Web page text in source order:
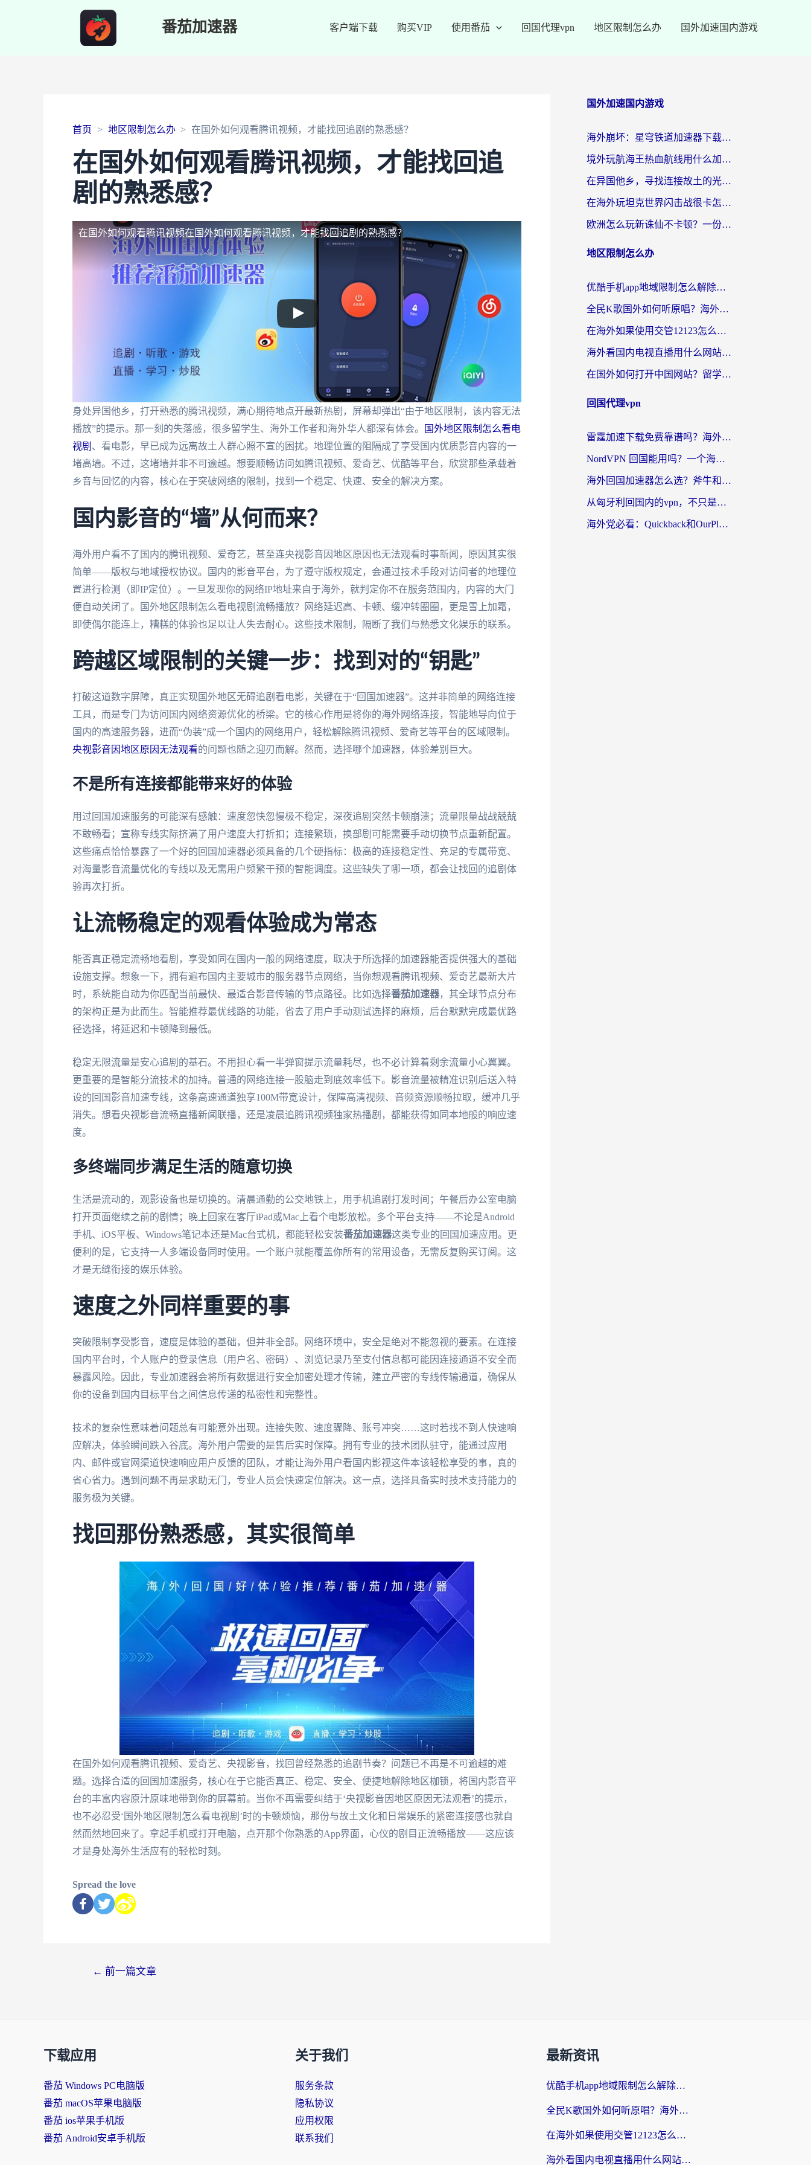
番茄加速器 客户端下载 购买VIP 使用番茄 回国代理vpn 地区限制怎么办 国外加速国内游戏
首页 地区限制怎么办 在国外如何观看腾讯视频，才能找回追剧的熟悉感？
在国外如何观看腾讯视频，才能找回追
剧的熟悉感？
在国外如何观看腾讯视频在国外如何观看腾讯视频，才能找回追剧的熟悉感？
身处异国他乡，打开熟悉的腾讯视频，满心期待地点开最新热剧，屏幕却弹出“由于地区限制，该内容无法
播放”的提示。那一刻的失落感，很多留学生、海外工作者和海外华人都深有体会。
国外地区限制怎么看电
视剧 、看电影，早已成为远离故土人群心照不宣的困扰。地理位置的阻隔成了享受国内优质影音内容的一
堵高墙。不过，这堵墙并非不可逾越。想要顺畅访问如腾讯视频、爱奇艺、优酷等平台，欣赏那些承载着
乡音与回忆的内容，核心在于突破网络的限制，找到一个稳定、快速、安全的解决方案。
国内影音的“墙”从何而来？
海外用户看不了国内的腾讯视频、爱奇艺，甚至连央视影音因地区原因也无法观看时事新闻，原因其实很
简单——版权与地域授权协议。国内的影音平台，为了遵守版权规定，会通过技术手段对访问者的地理位
置进行检测（即IP定位）。一旦发现你的网络IP地址来自于海外，就判定你不在服务范围内，内容的大门
便自动关闭了。国外地区限制怎么看电视剧流畅播放？网络延迟高、卡顿、缓冲转圈圈，更是雪上加霜，
即使偶尔能连上，糟糕的体验也足以让人失去耐心。这些技术限制，隔断了我们与熟悉文化娱乐的联系。
跨越区域限制的关键一步：找到对的“钥匙”
打破这道数字屏障，真正实现国外地区无碍追剧看电影，关键在于“回国加速器”。这并非简单的网络连接
工具，而是专门为访问国内网络资源优化的桥梁。它的核心作用是将你的海外网络连接，智能地导向位于
国内的高速服务器，进而“伪装”成一个国内的网络用户，轻松解除腾讯视频、爱奇艺等平台的区域限制。
央视影音因地区原因无法观看的问题也随之迎刃而解。然而，选择哪个加速器，体验差别巨大。
不是所有连接都能带来好的体验
用过回国加速服务的可能深有感触：速度忽快忽慢极不稳定，深夜追剧突然卡顿崩溃；流量限量战战兢兢
不敢畅看；宣称专线实际挤满了用户速度大打折扣；连接繁琐，换部剧可能需要手动切换节点重新配置。
这些痛点恰恰暴露了一个好的回国加速器必须具备的几个硬指标：极高的连接稳定性、充足的专属带宽、
对海量影音流量优化的专线以及无需用户频繁干预的智能调度。这些缺失了哪一项，都会让找回的追剧体
验再次打折。
让流畅稳定的观看体验成为常态
能否真正稳定流畅地看剧，享受如同在国内一般的网络速度，取决于所选择的加速器能否提供强大的基础
设施支撑。想象一下，拥有遍布国内主要城市的服务器节点网络，当你想观看腾讯视频、爱奇艺最新大片
时，系统能自动为你匹配当前最快、最适合影音传输的节点路径。比如选择番茄加速器，其全球节点分布
的架构正是为此而生。智能推荐最优线路的功能，省去了用户手动测试选择的麻烦，后台默默完成最优路
径选择，将延迟和卡顿降到最低。
稳定无限流量是安心追剧的基石。不用担心看一半弹窗提示流量耗尽，也不必计算着剩余流量小心翼翼。
更重要的是智能分流技术的加持。普通的网络连接一股脑走到底效率低下。影音流量被精准识别后送入特
设的回国影音加速专线，这条高速通道独享100M带宽设计，保障高清视频、音频资源顺畅拉取，缓冲几乎
消失。想看央视影音流畅直播新闻联播，还是凌晨追腾讯视频独家热播剧，都能获得如同本地般的响应速
度。
多终端同步满足生活的随意切换
生活是流动的，观影设备也是切换的。清晨通勤的公交地铁上，用手机追剧打发时间；午餐后办公室电脑
打开页面继续之前的剧情；晚上回家在客厅iPad或Mac上看个电影放松。多个平台支持——不论是Android
手机、iOS平板、Windows笔记本还是Mac台式机，都能轻松安装番茄加速器这类专业的回国加速应用。更
便利的是，它支持一人多端设备同时使用。一个账户就能覆盖你所有的常用设备，无需反复购买订阅。这
才是无缝衔接的娱乐体验。
速度之外同样重要的事
突破限制享受影音，速度是体验的基础，但并非全部。网络环境中，安全是绝对不能忽视的要素。在连接
国内平台时，个人账户的登录信息（用户名、密码）、浏览记录乃至支付信息都可能因连接通道不安全而
暴露风险。因此，专业加速器会将所有数据进行安全加密处理才传输，建立严密的专线传输通道，确保从
你的设备到国内目标平台之间信息传递的私密性和完整性。
技术的复杂性意味着问题总有可能意外出现。连接失败、速度骤降、账号冲突……这时若找不到人快速响
应解决，体验瞬间跌入谷底。海外用户需要的是售后实时保障。拥有专业的技术团队驻守，能通过应用
内、邮件或官网渠道快速响应用户反馈的团队，才能让海外用户看国内影视这件本该轻松享受的事，真的
省心省力。遇到问题不再是求助无门，专业人员会快速定位解决。这一点，选择具备实时技术支持能力的
服务极为关键。
找回那份熟悉感，其实很简单
在国外如何观看腾讯视频、爱奇艺、央视影音，找回曾经熟悉的追剧节奏？问题已不再是不可逾越的难
题。选择合适的回国加速服务，核心在于它能否真正、稳定、安全、便捷地解除地区枷锁，将国内影音平
台的丰富内容原汁原味地带到你的屏幕前。当你不再需要纠结于‘央视影音因地区原因无法观看’的提示，
也不必忍受‘国外地区限制怎么看电视剧’时的卡顿烦恼，那份与故土文化和日常娱乐的紧密连接感也就自
然而然地回来了。拿起手机或打开电脑，点开那个你熟悉的App界面，心仪的剧目正流畅播放——这应该
才是身处海外生活应有的轻松时刻。
Spread the love
← 前一篇文章
国外加速国内游戏
海外崩坏：星穹铁道加速器下载安装：一份给游子的终极网络指南
境外玩航海王热血航线用什么加速器？2026海外玩家实测最优方案（附欧洲问道堡垒前线加速技巧）
在异国他乡，寻找连接故土的光明大陆免费加速器
在海外玩坦克世界闪击战很卡怎么办？老玩家亲测有效的加速器选择指南
欧洲怎么玩新诛仙不卡顿？一份给海外游子的国服游戏畅玩指南
地区限制怎么办
优酷手机app地域限制怎么解除？海外党亲测有效的追剧方案
全民K歌国外如何听原唱？海外党亲测有效的回国加速器选择指南
在海外如果使用交管12123怎么处理？留学生亲测有效的回国加速方案
海外看国内电视直播用什么网站比较好？一篇解决你所有追剧难题的实用指南
在国外如何打开中国网站？留学生与海外华人的无缝访问指南
回国代理vpn
雷霆加速下载免费靠谱吗？海外党选回国加速器的避坑指南（附热门工具对比）
NordVPN 回国能用吗？一个海外用户必须面对的真实困境
海外回国加速器怎么选？斧牛和海龟哪个好？一篇帮你避开坑的实用指南
从匈牙利回国内的vpn，不只是为了刷剧那么简单
海外党必看：Quickback和OurPlay好用吗？3分钟选对回国加速器，无缝刷剧玩游戏
下载应用
番茄 Windows PC电脑版
番茄 macOS苹果电脑版
番茄 ios苹果手机版
番茄 Android安卓手机版
关于我们
服务条款
隐私协议
应用权限
联系我们
最新资讯
优酷手机app地域限制怎么解除？海外党亲测有效的追剧方案
全民K歌国外如何听原唱？海外党亲测有效的回国加速器选择指南
在海外如果使用交管12123怎么处理？留学生亲测有效的回国加速方案
海外看国内电视直播用什么网站比较好？一篇解决你所有追剧难题的实用指南